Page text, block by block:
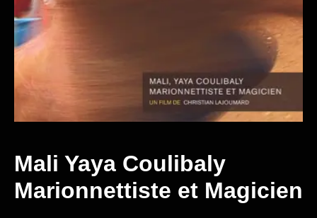
Mali Yaya Coulibaly
Marionnettiste et Magicien